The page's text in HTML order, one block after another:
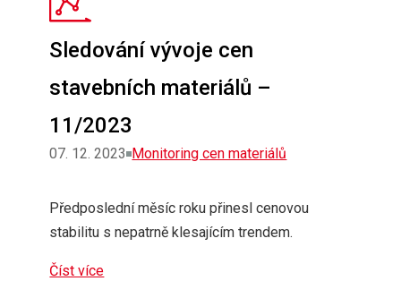
Sledování vývoje cen
stavebních materiálů –
11/2023
07. 12. 2023 Rubriky
Monitoring cen materiálů
Předposlední měsíc roku přinesl cenovou
stabilitu s nepatrně klesajícím trendem.
Číst více